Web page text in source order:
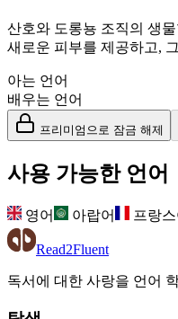
산호와 도롱뇽 조직의 생
새로운 피부를 제공하고,
아는 언어
배우는 언어
프리미엄으로 잠금 해제
사용 가능한 언어
영어 아랍어 프랑스
Read2Fluent
독서에 대한 사랑을 언어